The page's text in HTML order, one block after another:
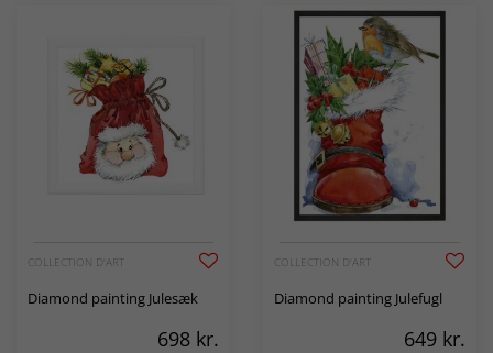
COLLECTION D'ART
Diamond painting Julesæk
698 kr.
COLLECTION D'ART
Diamond painting Julefugl
649 kr.